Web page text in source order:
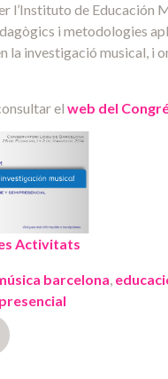
l’Instituto de Educación
i metodologies
la investigació musical,
el web del
Activitats
barcelona,